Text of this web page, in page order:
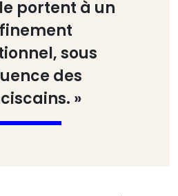
portent à un
sous
des
»